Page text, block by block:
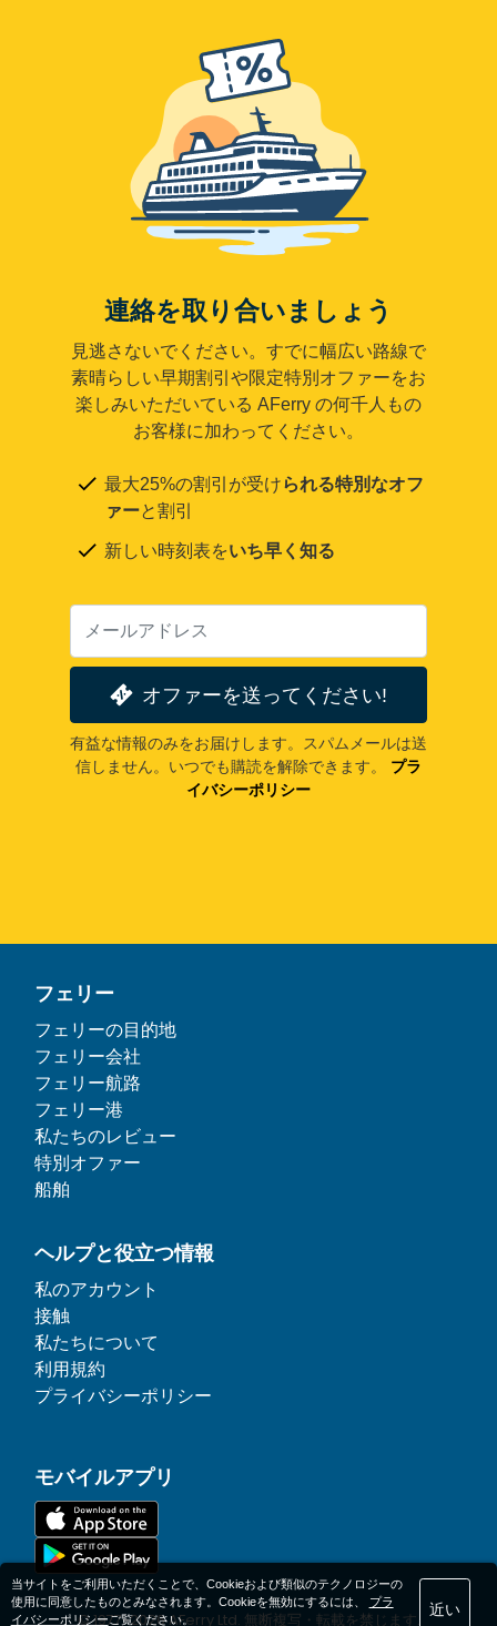
連絡を取り合いましょう
見逃さないでください。すでに幅広い路線で
素晴らしい早期割引や限定特別オファーをお
楽しみいただいている AFerry の何千人もの
お客様に加わってください。
最大25%の割引が受けられる特別なオフ
ァーと割引
新しい時刻表をいち早く知る
オファーを送ってください!
有益な情報のみをお届けします。スパムメールは送
信しません。いつでも購読を解除できます。
プラ
イバシーポリシー
フェリー
フェリーの目的地
フェリー会社
フェリー航路
フェリー港
私たちのレビュー
特別オファー
船舶
ヘルプと役立つ情報
私のアカウント
接触
私たちについて
利用規約
プライバシーポリシー
モバイルアプリ
© 1977-2026AFerry Ltd. 無断複写・転載を禁じます.
当サイトをご利用いただくことで、Cookieおよび類似のテクノロジーの
使用に同意したものとみなされます。Cookieを無効にするには、
プラ
イバシーポリシーご覧ください。
近い